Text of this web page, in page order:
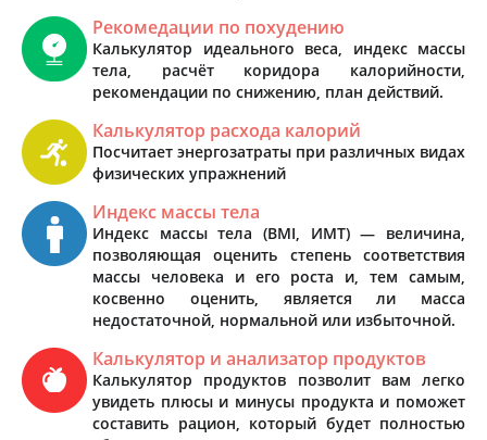
Рекомедации по похудению
Калькулятор идеального веса, индекс массы
тела, расчёт коридора калорийности,
рекомендации по снижению, план действий.
Калькулятор расхода калорий
Посчитает энергозатраты при различных видах
физических упражнений
Индекс массы тела
Индекс массы тела (BMI, ИМТ) — величина,
позволяющая оценить степень соответствия
массы человека и его роста и, тем самым,
косвенно оценить, является ли масса
недостаточной, нормальной или избыточной.
Калькулятор и анализатор продуктов
Калькулятор продуктов позволит вам легко
увидеть плюсы и минусы продукта и поможет
составить рацион, который будет полностью